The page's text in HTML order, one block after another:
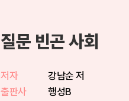
질문 빈곤 사회
저자
강남순 저
출판사
행성B